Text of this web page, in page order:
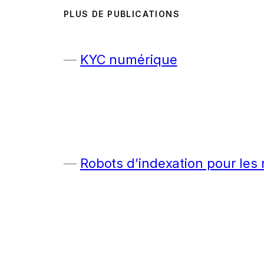
PLUS DE PUBLICATIONS
KYC numérique
Robots d’indexation pour les